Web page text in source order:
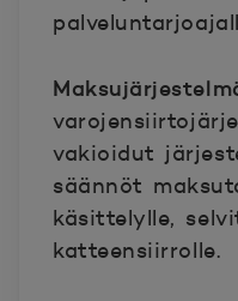
vakioidut
säännöt
käsittelylle,
katteensiirrolle.